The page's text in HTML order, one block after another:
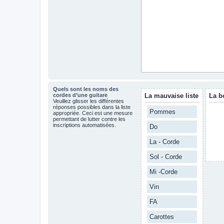
Quels sont les noms des
cordes d’une guitare
Veuillez glisser les différentes
réponses possibles dans la liste
appropriée. Ceci est une mesure
permettant de lutter contre les
inscriptions automatisées.
La mauvaise liste
Pommes
Do
La - Corde
Sol - Corde
Mi -Corde
Vin
FA
Carottes
La